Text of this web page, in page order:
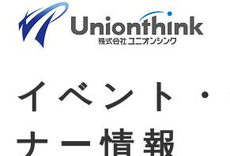
イベント・
ナー情報